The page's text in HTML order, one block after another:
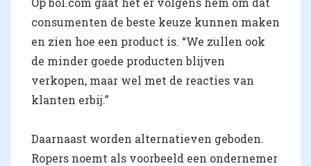
consumenten de beste keuze kunnen maken
en zien hoe een product is. “We zullen ook
de minder goede producten blijven
verkopen, maar wel met de reacties van
klanten erbij.”
Daarnaast worden alternatieven geboden.
Ropers noemt als voorbeeld een ondernemer